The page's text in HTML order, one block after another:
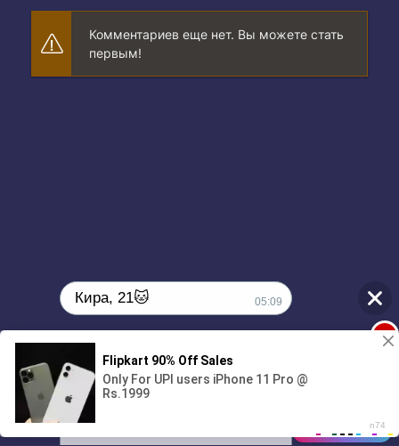
Комментариев еще нет. Вы можете стать
первым!
01/07
00:00
Кира, 21🐱 05:09
Поиграешь со мной? 💖🐾
1